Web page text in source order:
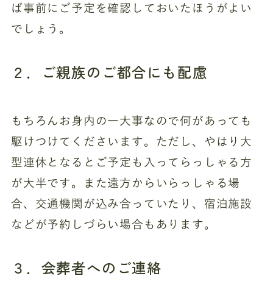
ば事前にご予定を確認しておいたほうがよい
でしょう。
２．ご親族のご都合にも配慮
もちろんお身内の一大事なので何があっても
駆けつけてくださいます。ただし、やはり大
型連休となるとご予定も入ってらっしゃる方
が大半です。また遠方からいらっしゃる場
合、交通機関が込み合っていたり、宿泊施設
などが予約しづらい場合もあります。
３．会葬者へのご連絡